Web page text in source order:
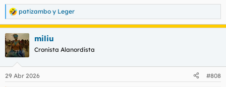
R
e
a
c
c
i
e
patizambo y Leger
miliu
Cronista Alanordista
29 Abr 2026 #808